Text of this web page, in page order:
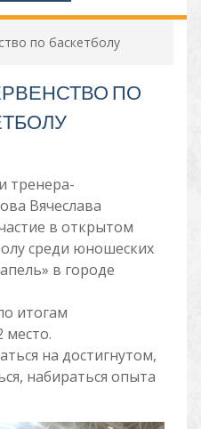
по баскетболу
ПО
тренера-
Вячеслава
в открытом
среди юношеских
в городе
итогам
место.
на достигнутом,
набираться опыта